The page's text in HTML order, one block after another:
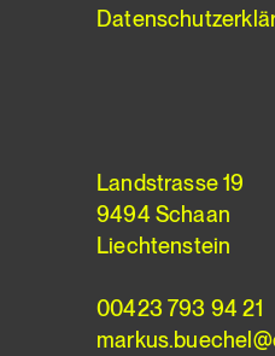
Landstrasse 19
9494 Schaan
Liechtenstein
00423 793 94 21